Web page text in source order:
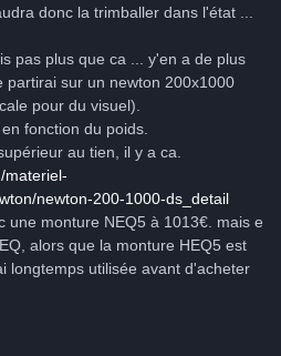
donc la trimballer dans l'état ...
pas plus que ca ... y'en a de plus
partirai sur un newton 200x1000
pour du visuel).
fonction du poids.
au tien, il y a ca.
materiel-
newton-200-1000-ds_detail
une monture NEQ5 à 1013€. mais e
alors que la monture HEQ5 est
longtemps utilisée avant d'acheter